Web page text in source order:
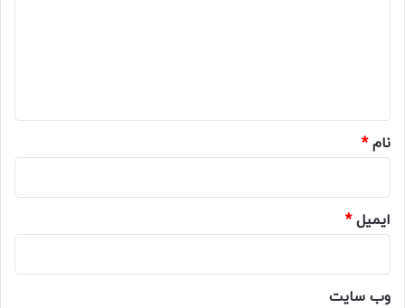
نام*
ایمیل*
وب‌ سایت